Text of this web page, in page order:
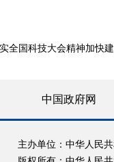
全国科技大会精神加快
中国政府网
主办单位：中华人民